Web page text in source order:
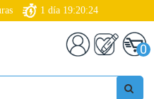
1 día 19:20:23
0